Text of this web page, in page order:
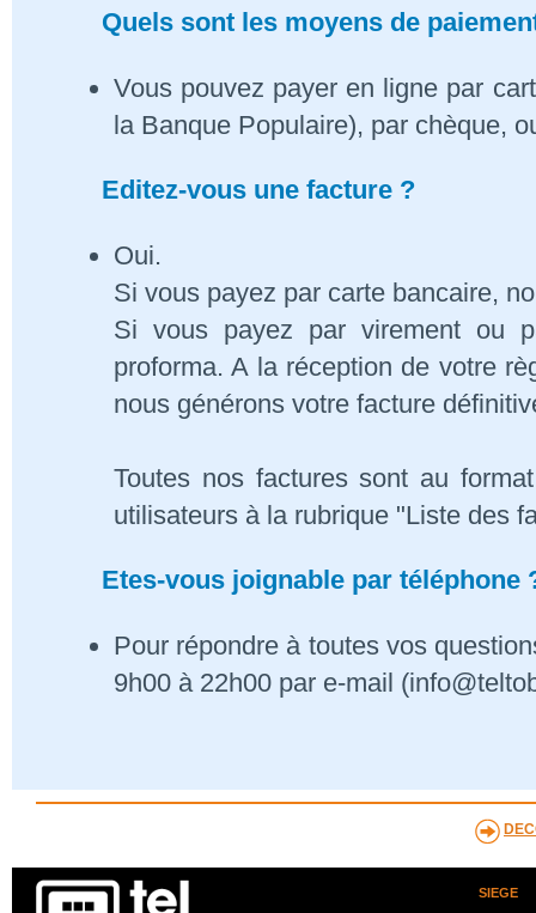
Quels sont les moyens de
Vous pouvez payer en ligne par
la Banque Populaire), par chèque,
Editez-vous une facture ?
Oui.
Si vous payez par carte bancaire,
Si vous payez par virement ou
proforma. A la réception de votre
nous générons votre facture
Toutes nos factures sont au
utilisateurs à la rubrique "Liste des
Etes-vous joignable par téléphone
Pour répondre à toutes vos
9h00 à 22h00 par e-mail
SIEGE